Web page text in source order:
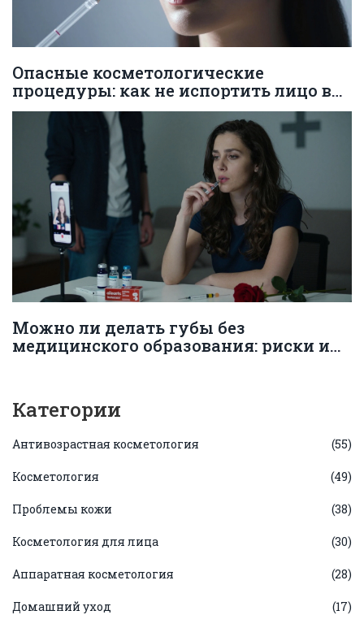
Опасные косметологические
процедуры: как не испортить лицо в
погоне за красотой
Можно ли делать губы без
медицинского образования: риски и
Категории
Антивозрастная косметология (55)
Косметология (49)
Проблемы кожи (38)
Косметология для лица (30)
Аппаратная косметология (28)
Домашний уход (17)